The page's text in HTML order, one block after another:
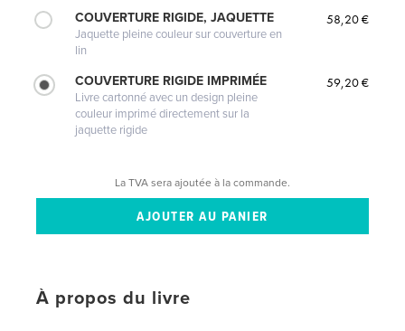
COUVERTURE RIGIDE, JAQUETTE
Jaquette pleine couleur sur couverture en
lin
58,20 €
COUVERTURE RIGIDE IMPRIMÉE
Livre cartonné avec un design pleine
couleur imprimé directement sur la
jaquette rigide
59,20 €
La TVA sera ajoutée à la commande.
À propos du livre